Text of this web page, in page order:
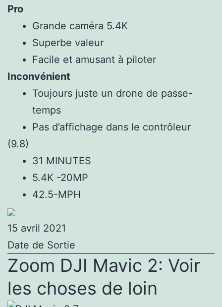
Pro
Grande caméra 5.4K
Superbe valeur
Facile et amusant à piloter
Inconvénient
Toujours juste un drone de passe-
temps
Pas d’affichage dans le contrôleur
(9.8)
31 MINUTES
5.4K -20MP
42.5-MPH
15 avril 2021
Date de Sortie
Zoom DJI Mavic 2: Voir
les choses de loin